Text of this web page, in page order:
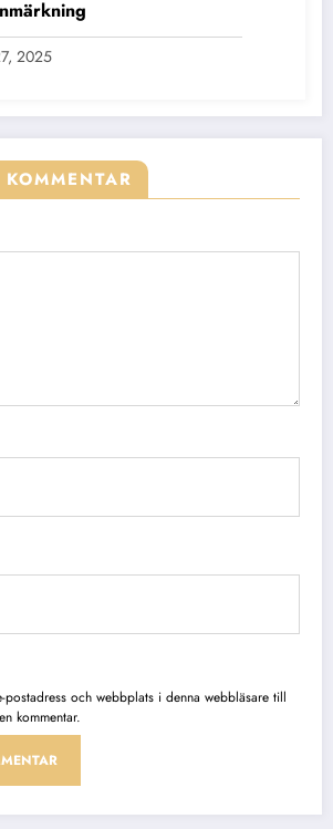
2025
postadress och webbplats i denna webbläsare till
kommentar.